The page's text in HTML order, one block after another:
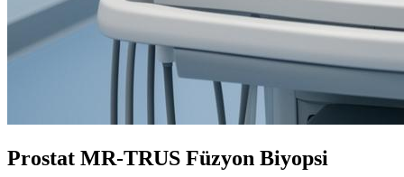
Prostat MR-TRUS Füzyon Biyopsi